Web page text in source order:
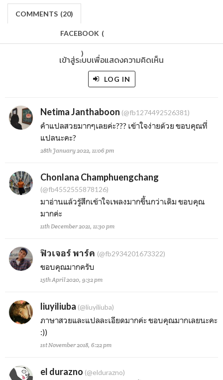
COMMENTS (20)
FACEBOOK (
)
เข้าสู่ระบบเพื่อแสดงความคิดเห็น
LOG IN
Netima Janthaboon (@fb1274492526381)
คำแปลสวยมากๆเลยค่ะ??? เข้าใจง่ายด้วย ขอบคุณที่
แปลนะคะ?
28th January 2022, 11:06 pm
Chonlana Champhuengchang
(@fb4552555878126)
มาอ่านแล้วรู้สึกเข้าใจเพลงมากขึ้นกว่าเดิม ขอบคุณ
มากค่ะ
11th December 2021, 11:30 pm
ฟิวเจอร์ พาร์ค (@fb2934201673322)
ขอบคุณมากครับ
15th April 2020, 9:32 pm
liuyiliuba (@liuyiliuba)
ภาษาสวยและแปลละเอียดมากค่ะ ขอบคุณมากเลยนะคะ
:))
1st November 2018, 6:22 pm
el durazno (@eldurazno)